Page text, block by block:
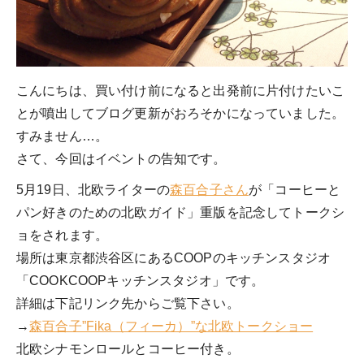
こんにちは、買い付け前になると出発前に片付けたいこ
とが噴出してブログ更新がおろそかになっていました。
すみません…。
さて、今回はイベントの告知です。
5月19日、北欧ライターの森百合子さんが「コーヒーと
パン好きのための北欧ガイド」重版を記念してトークシ
ョをされます。
場所は東京都渋谷区にあるCOOPのキッチンスタジオ
「COOKCOOPキッチンスタジオ」です。
詳細は下記リンク先からご覧下さい。
→森百合子”Fika（フィーカ）”な北欧トークショー
北欧シナモンロールとコーヒー付き。